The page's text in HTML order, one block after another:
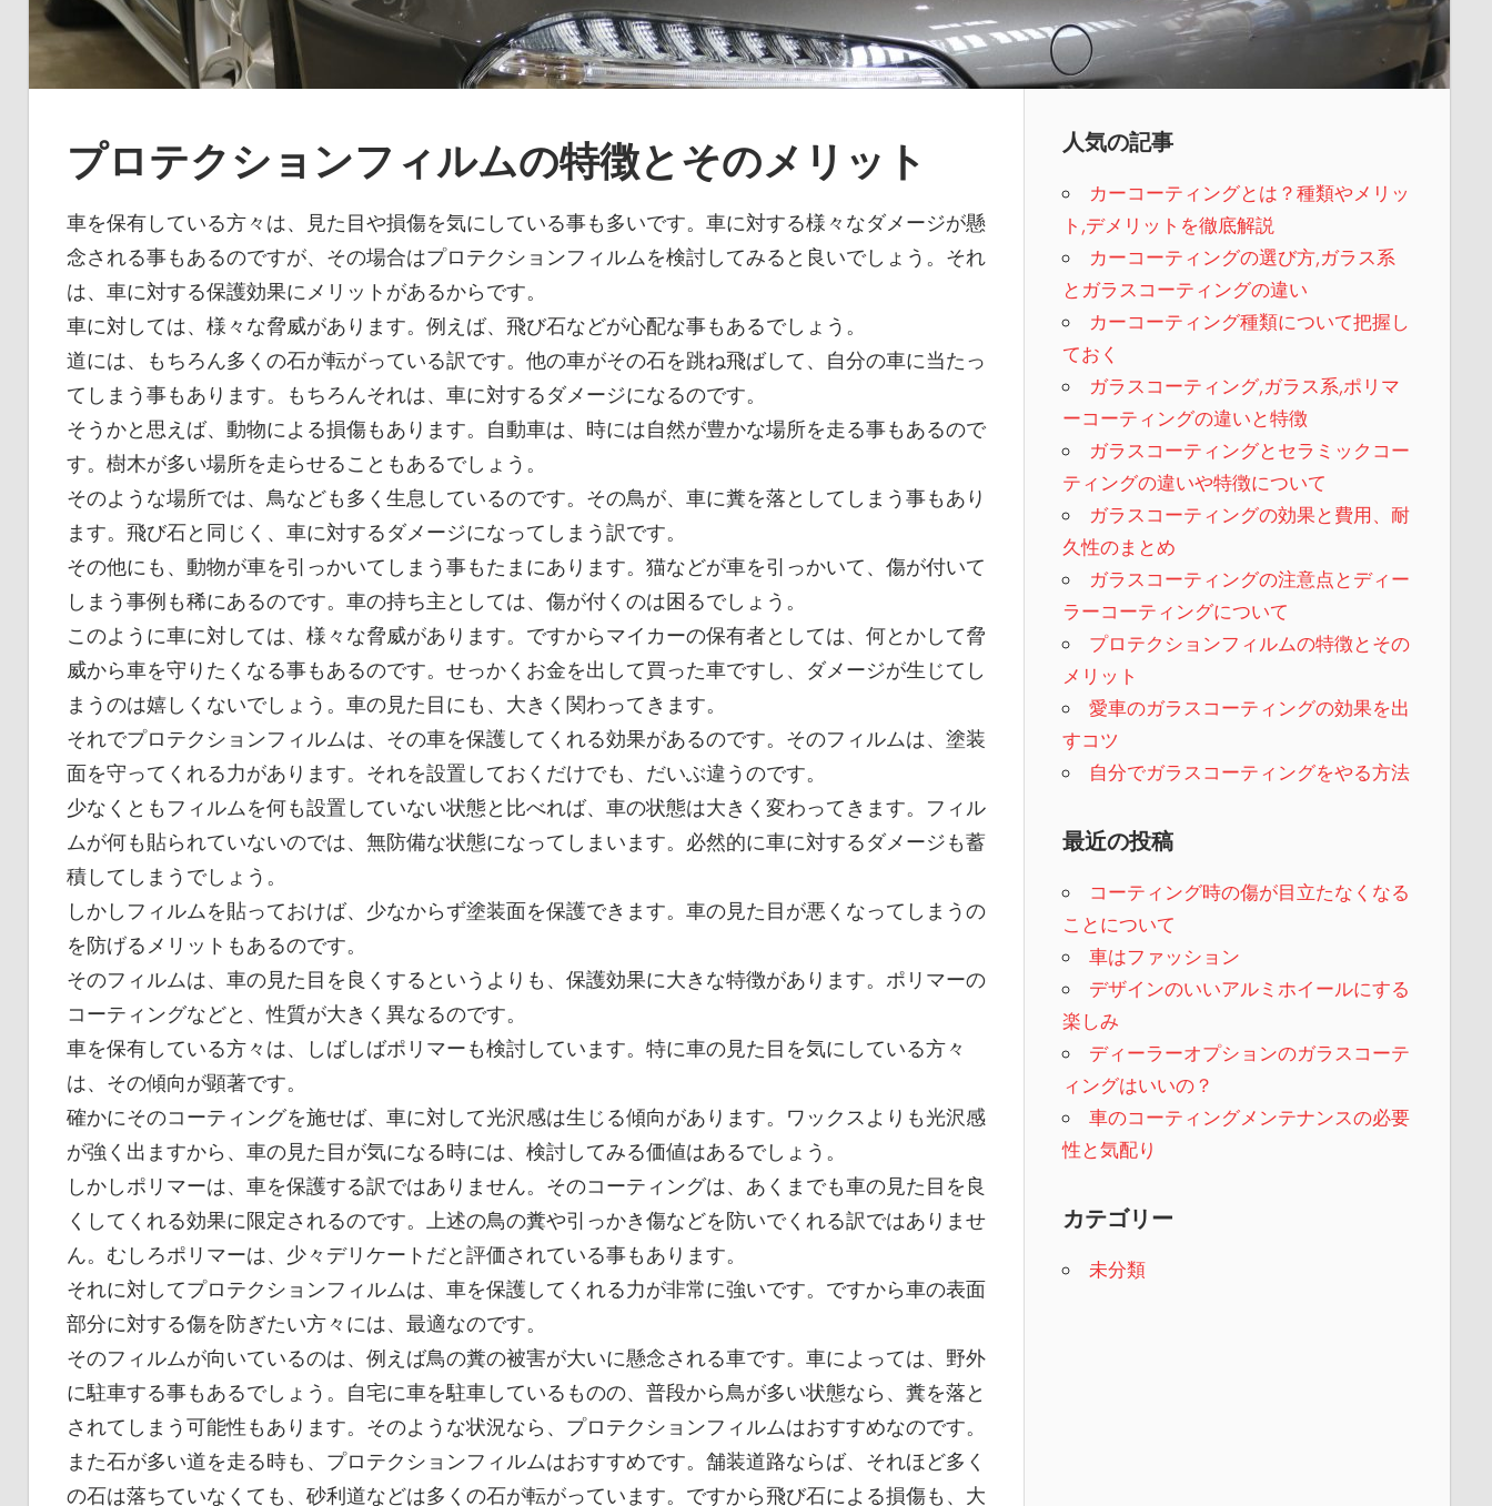
プロテクションフィルムの特徴とそのメリット
車を保有している方々は、見た目や損傷を気にしている事も多いです。車に対する様々なダメージが懸
念される事もあるのですが、その場合はプロテクションフィルムを検討してみると良いでしょう。それ
は、車に対する保護効果にメリットがあるからです。
車に対しては、様々な脅威があります。例えば、飛び石などが心配な事もあるでしょう。
道には、もちろん多くの石が転がっている訳です。他の車がその石を跳ね飛ばして、自分の車に当たっ
てしまう事もあります。もちろんそれは、車に対するダメージになるのです。
そうかと思えば、動物による損傷もあります。自動車は、時には自然が豊かな場所を走る事もあるので
す。樹木が多い場所を走らせることもあるでしょう。
そのような場所では、鳥なども多く生息しているのです。その鳥が、車に糞を落としてしまう事もあり
ます。飛び石と同じく、車に対するダメージになってしまう訳です。
その他にも、動物が車を引っかいてしまう事もたまにあります。猫などが車を引っかいて、傷が付いて
しまう事例も稀にあるのです。車の持ち主としては、傷が付くのは困るでしょう。
このように車に対しては、様々な脅威があります。ですからマイカーの保有者としては、何とかして脅
威から車を守りたくなる事もあるのです。せっかくお金を出して買った車ですし、ダメージが生じてし
まうのは嬉しくないでしょう。車の見た目にも、大きく関わってきます。
それでプロテクションフィルムは、その車を保護してくれる効果があるのです。そのフィルムは、塗装
面を守ってくれる力があります。それを設置しておくだけでも、だいぶ違うのです。
少なくともフィルムを何も設置していない状態と比べれば、車の状態は大きく変わってきます。フィル
ムが何も貼られていないのでは、無防備な状態になってしまいます。必然的に車に対するダメージも蓄
積してしまうでしょう。
しかしフィルムを貼っておけば、少なからず塗装面を保護できます。車の見た目が悪くなってしまうの
を防げるメリットもあるのです。
そのフィルムは、車の見た目を良くするというよりも、保護効果に大きな特徴があります。ポリマーの
コーティングなどと、性質が大きく異なるのです。
車を保有している方々は、しばしばポリマーも検討しています。特に車の見た目を気にしている方々
は、その傾向が顕著です。
確かにそのコーティングを施せば、車に対して光沢感は生じる傾向があります。ワックスよりも光沢感
が強く出ますから、車の見た目が気になる時には、検討してみる価値はあるでしょう。
しかしポリマーは、車を保護する訳ではありません。そのコーティングは、あくまでも車の見た目を良
くしてくれる効果に限定されるのです。上述の鳥の糞や引っかき傷などを防いでくれる訳ではありませ
ん。むしろポリマーは、少々デリケートだと評価されている事もあります。
それに対してプロテクションフィルムは、車を保護してくれる力が非常に強いです。ですから車の表面
部分に対する傷を防ぎたい方々には、最適なのです。
そのフィルムが向いているのは、例えば鳥の糞の被害が大いに懸念される車です。車によっては、野外
に駐車する事もあるでしょう。自宅に車を駐車しているものの、普段から鳥が多い状態なら、糞を落と
されてしまう可能性もあります。そのような状況なら、プロテクションフィルムはおすすめなのです。
また石が多い道を走る時も、プロテクションフィルムはおすすめです。舗装道路ならば、それほど多く
の石は落ちていなくても、砂利道などは多くの石が転がっています。ですから飛び石による損傷も、大
人気の記事
カーコーティングとは？種類やメリッ
ト,デメリットを徹底解説
カーコーティングの選び方,ガラス系
とガラスコーティングの違い
カーコーティング種類について把握し
ておく
ガラスコーティング,ガラス系,ポリマ
ーコーティングの違いと特徴
ガラスコーティングとセラミックコー
ティングの違いや特徴について
ガラスコーティングの効果と費用、耐
久性のまとめ
ガラスコーティングの注意点とディー
ラーコーティングについて
プロテクションフィルムの特徴とその
メリット
愛車のガラスコーティングの効果を出
すコツ
自分でガラスコーティングをやる方法
最近の投稿
コーティング時の傷が目立たなくなる
ことについて
車はファッション
デザインのいいアルミホイールにする
楽しみ
ディーラーオプションのガラスコーテ
ィングはいいの？
車のコーティングメンテナンスの必要
性と気配り
カテゴリー
未分類